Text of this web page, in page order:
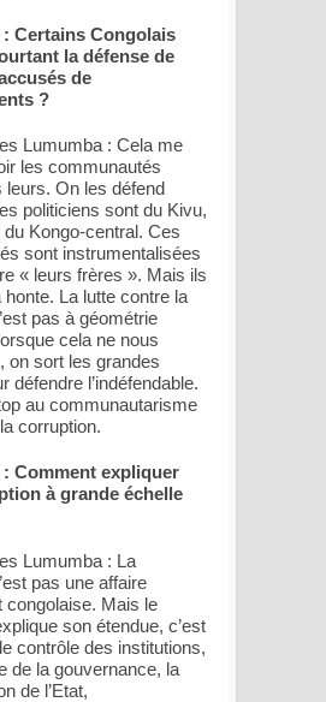
Certains Congolais
la défense de
de
?
Lumumba : Cela me
les communautés
leurs. On les défend
politiciens sont du Kivu,
Kongo-central. Ces
sont instrumentalisées
« leurs frères ». Mais ils
honte. La lutte contre la
pas à géométrie
cela ne nous
on sort les grandes
défendre l’indéfendable.
au communautarisme
corruption.
Comment expliquer
à grande échelle
Lumumba : La
pas une affaire
congolaise. Mais le
son étendue, c’est
contrôle des institutions,
de la gouvernance, la
de l’Etat,